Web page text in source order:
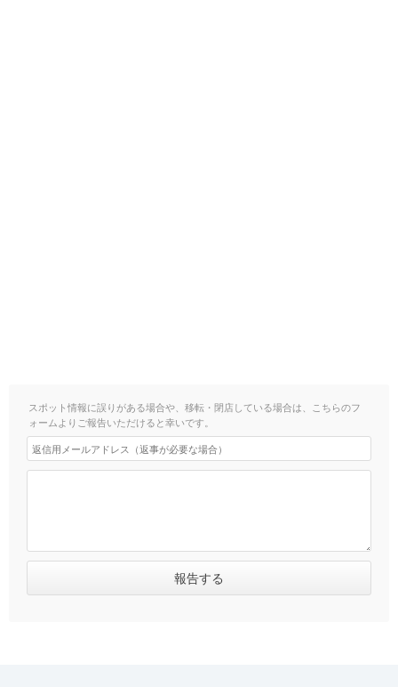
スポット情報に誤りがある場合や、移転・閉店している場合は、こちらのフ
ォームよりご報告いただけると幸いです。